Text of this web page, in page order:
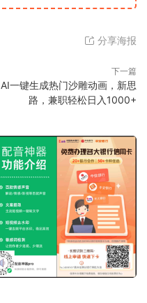
分享海报
下一篇
AI一键生成热门沙雕动画，新思
路，兼职轻松日入1000+